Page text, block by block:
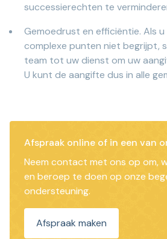
successierechten te
Gemoedrust en efficiëntie. Als
complexe punten niet begrijpt,
team tot uw dienst om uw
U kunt de aangifte dus in alle
Afspraak online of in een van
Neem contact met ons op om,
en beroep te doen op onze
ondersteuning.
Afspraak maken